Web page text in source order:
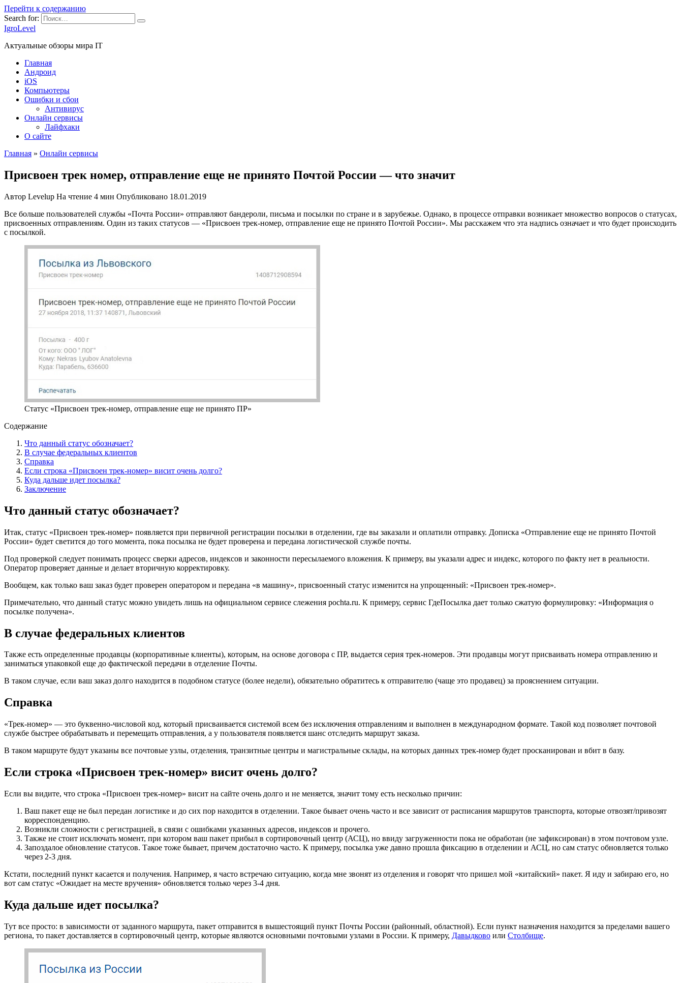
Перейти к содержанию
Search for:
IgroLevel
Актуальные обзоры мира IT
Главная
Андроид
iOS
Компьютеры
Ошибки и сбои
Антивирус
Онлайн сервисы
Лайфхаки
О сайте
Главная » Онлайн сервисы
Присвоен трек номер, отправление еще не принято Почтой России — что значит
Автор Levelup На чтение 4 мин Опубликовано 18.01.2019
Все больше пользователей службы «Почта России» отправляют бандероли, письма и посылки по стране и в зарубежье. Однако, в процессе отправки возникает множество вопросов о статусах,
присвоенных отправлениям. Один из таких статусов — «Присвоен трек-номер, отправление еще не принято Почтой России». Мы расскажем что эта надпись означает и что будет происходить
с посылкой.
Статус «Присвоен трек-номер, отправление еще не принято ПР»
Содержание
Что данный статус обозначает?
В случае федеральных клиентов
Справка
Если строка «Присвоен трек-номер» висит очень долго?
Куда дальше идет посылка?
Заключение
Что данный статус обозначает?
Итак, статус «Присвоен трек-номер» появляется при первичной регистрации посылки в отделении, где вы заказали и оплатили отправку. Дописка «Отправление еще не принято Почтой
России» будет светится до того момента, пока посылка не будет проверена и передана логистической службе почты.
Под проверкой следует понимать процесс сверки адресов, индексов и законности пересылаемого вложения. К примеру, вы указали адрес и индекс, которого по факту нет в реальности.
Оператор проверяет данные и делает вторичную корректировку.
Вообщем, как только ваш заказ будет проверен оператором и передана «в машину», присвоенный статус изменится на упрощенный: «Присвоен трек-номер».
Примечательно, что данный статус можно увидеть лишь на официальном сервисе слежения pochta.ru. К примеру, сервис ГдеПосылка дает только сжатую формулировку: «Информация о
посылке получена».
В случае федеральных клиентов
Также есть определенные продавцы (корпоративные клиенты), которым, на основе договора с ПР, выдается серия трек-номеров. Эти продавцы могут присваивать номера отправлению и
заниматься упаковкой еще до фактической передачи в отделение Почты.
В таком случае, если ваш заказ долго находится в подобном статусе (более недели), обязательно обратитесь к отправителю (чаще это продавец) за прояснением ситуации.
Справка
«Трек-номер» — это буквенно-числовой код, который присваивается системой всем без исключения отправлениям и выполнен в международном формате. Такой код позволяет почтовой
службе быстрее обрабатывать и перемещать отправления, а у пользователя появляется шанс отследить маршрут заказа.
В таком маршруте будут указаны все почтовые узлы, отделения, транзитные центры и магистральные склады, на которых данных трек-номер будет просканирован и вбит в базу.
Если строка «Присвоен трек-номер» висит очень долго?
Если вы видите, что строка «Присвоен трек-номер» висит на сайте очень долго и не меняется, значит тому есть несколько причин:
Ваш пакет еще не был передан логистике и до сих пор находится в отделении. Такое бывает очень часто и все зависит от расписания маршрутов транспорта, которые отвозят/привозят
корреспонденцию.
Возникли сложности с регистрацией, в связи с ошибками указанных адресов, индексов и прочего.
Также не стоит исключать момент, при котором ваш пакет прибыл в сортировочный центр (АСЦ), но ввиду загруженности пока не обработан (не зафиксирован) в этом почтовом узле.
Запоздалое обновление статусов. Такое тоже бывает, причем достаточно часто. К примеру, посылка уже давно прошла фиксацию в отделении и АСЦ, но сам статус обновляется только
через 2-3 дня.
Кстати, последний пункт касается и получения. Например, я часто встречаю ситуацию, когда мне звонят из отделения и говорят что пришел мой «китайский» пакет. Я иду и забираю его, но
вот сам статус «Ожидает на месте вручения» обновляется только через 3-4 дня.
Куда дальше идет посылка?
Тут все просто: в зависимости от заданного маршрута, пакет отправится в вышестоящий пункт Почты России (районный, областной). Если пункт назначения находится за пределами вашего
региона, то пакет доставляется в сортировочный центр, которые являются основными почтовыми узлами в России. К примеру, Давыдково или Столбище.